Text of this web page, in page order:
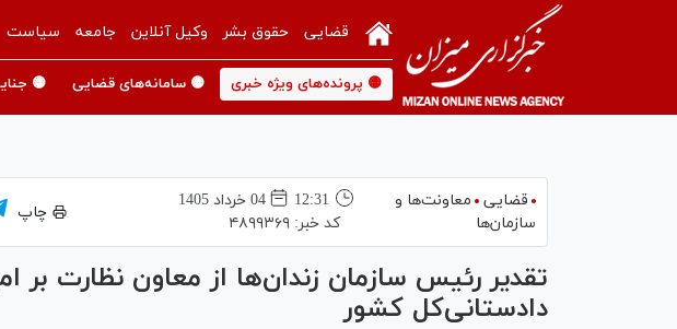
قضایی حقوق بشر وکیل آنلاین جامعه سیاست
🟡 پرونده‌های ویژه خبری 🟡 سامانه‌های قضایی 🟡
قضایی
معاونت‌ها و
سازمان‌ها
12:31
04 خرداد 1405
کد خبر:۴۸۹۹۳۶۹
چاپ
تقدیر رئیس سازمان زندان‌ها از معاون نظارت بر
دادستانی‌کل کشور